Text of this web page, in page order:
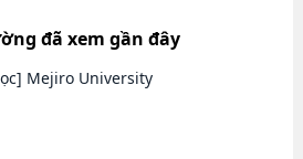
đã xem gần đây
Mejiro University